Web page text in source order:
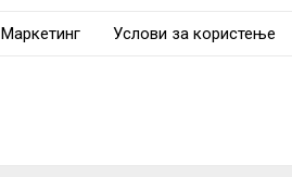
Маркетинг Услови за користење